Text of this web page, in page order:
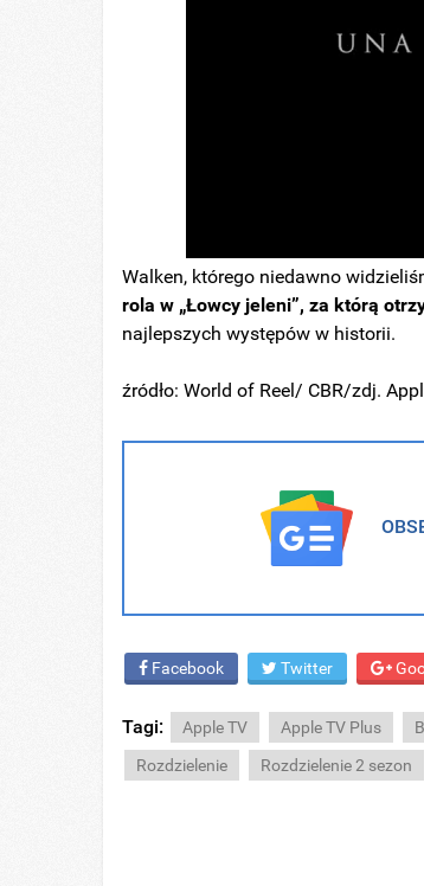
Walken, którego niedawno
rola w „Łowcy jeleni”, za którą
najlepszych występów w historii.
źródło: World of Reel/ CBR/zdj.
Facebook Twitter
Tagi: Apple TV Apple TV Plus
Rozdzielenie
Rozdzielenie 2 sezon